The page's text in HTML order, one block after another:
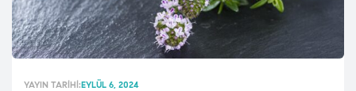
YAYIN TARIHI:EYLÜL 6, 2024